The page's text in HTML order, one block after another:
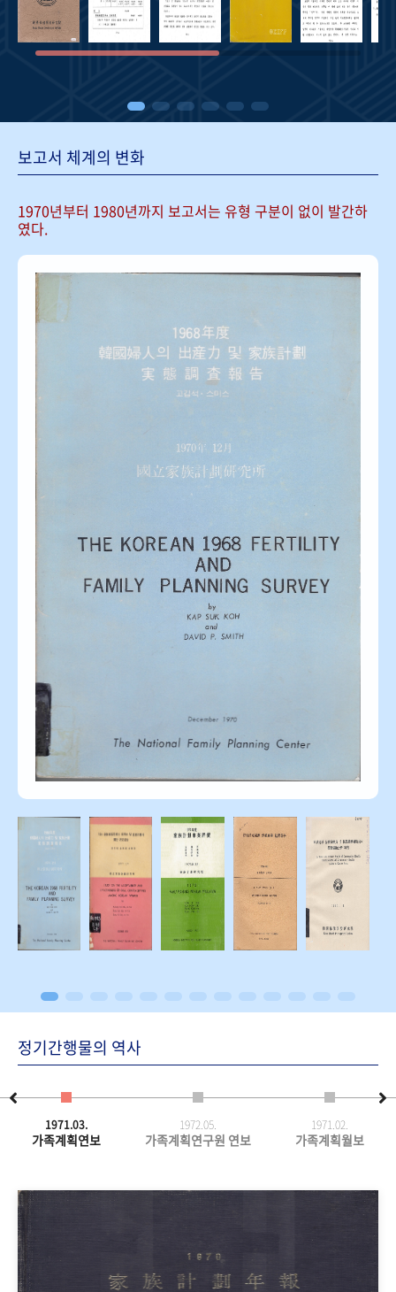
보고서 체계의 변화
1970년부터 1980년까지 보고서는 유형 구분이 없이 발간하
였다.
정기간행물의 역사
1971.03.
가족계획연보
1972.05.
가족계획연구원 연보
1971.02.
가족계획월보